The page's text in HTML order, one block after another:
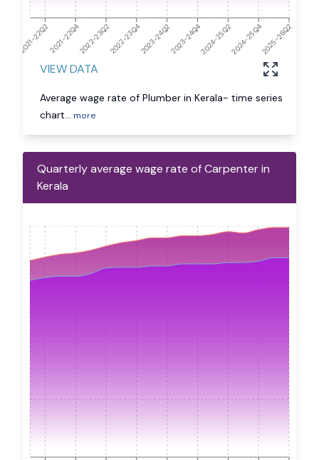
2021-22Q22021-22Q42022-23Q22022-23Q42023-24Q22023-24Q42024-25Q22024-25Q42025-26Q2
VIEW DATA
Average wage rate of Plumber in Kerala- time series
chart... more
Quarterly average wage rate of Carpenter in
Kerala